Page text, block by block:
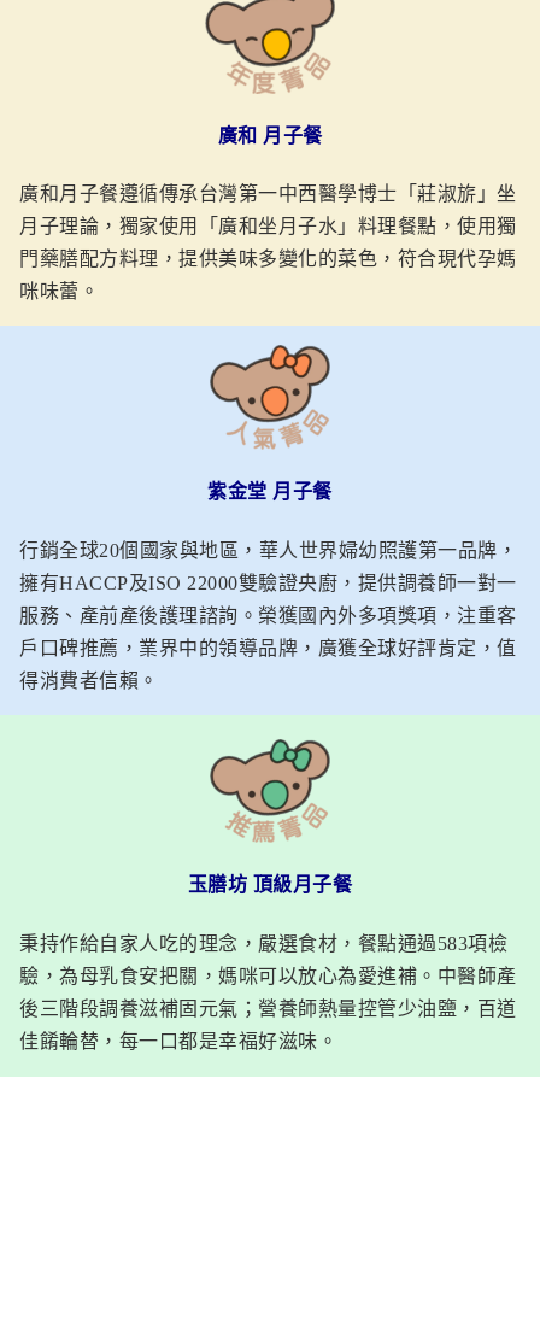
廣和 月子餐
廣和月子餐遵循傳承台灣第一中西醫學博士「莊淑旂」坐
月子理論，獨家使用「廣和坐月子水」料理餐點，使用獨
門藥膳配方料理，提供美味多變化的菜色，符合現代孕媽
咪味蕾。
紫金堂 月子餐
行銷全球20個國家與地區，華人世界婦幼照護第一品牌，
擁有HACCP及ISO 22000雙驗證央廚，提供調養師一對一
服務、產前產後護理諮詢。榮獲國內外多項獎項，注重客
戶口碑推薦，業界中的領導品牌，廣獲全球好評肯定，值
得消費者信賴。
玉膳坊 頂級月子餐
秉持作給自家人吃的理念，嚴選食材，餐點通過583項檢
驗，為母乳食安把關，媽咪可以放心為愛進補。中醫師產
後三階段調養滋補固元氣；營養師熱量控管少油鹽，百道
佳餚輪替，每一口都是幸福好滋味。